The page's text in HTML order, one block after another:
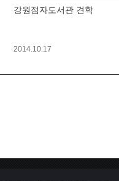
강원점자도서관 견학
2014.10.17